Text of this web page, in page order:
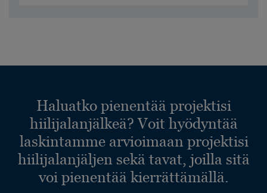
Haluatko pienentää projektisi
hiilijalanjälkeä? Voit hyödyntää
laskintamme arvioimaan projektisi
hiilijalanjäljen sekä tavat, joilla sitä
voi pienentää kierrättämällä.